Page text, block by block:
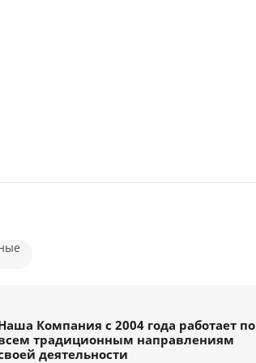
Компания с 2004 года работает по
традиционным направлениям
деятельности